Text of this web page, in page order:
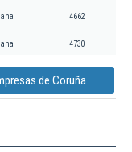
4662
4730
de Coruña